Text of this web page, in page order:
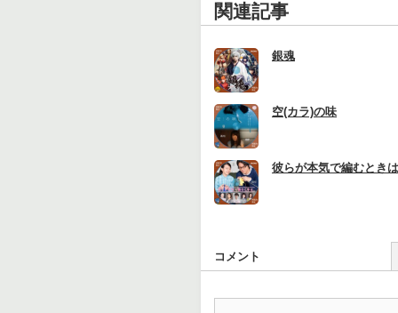
関連記事
銀魂
空(カラ)の味
彼らが本気で編むとき
コメント